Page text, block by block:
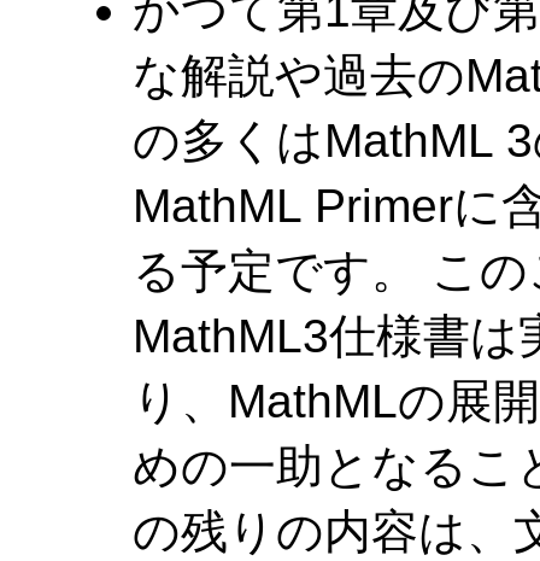
な解説や過去の
の多くはMathML
MathML Primerに
る予定です。 こ
MathML3仕様書
り、MathMLの展
めの一助となるこ
の残りの内容は、